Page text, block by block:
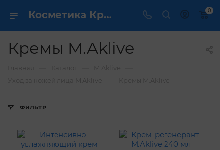
Косметика Кремы M.Aklive - купить в интернет магазине ✔️ по выгодной цене 0
Кремы M.Aklive
ФИЛЬТР